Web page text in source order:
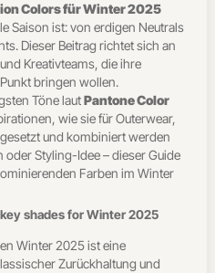
Colors für Winter 2025
Saison ist: von erdigen Neutrals
Dieser Beitrag richtet sich an
Kreativteams, die ihre
bringen wollen.
Töne lautPantone Color
wie sie für Outerwear,
und kombiniert werden
Styling-Idee – dieser Guide
Farben im Winter
shades for Winter 2025
Winter 2025 ist eine
Zurückhaltung und